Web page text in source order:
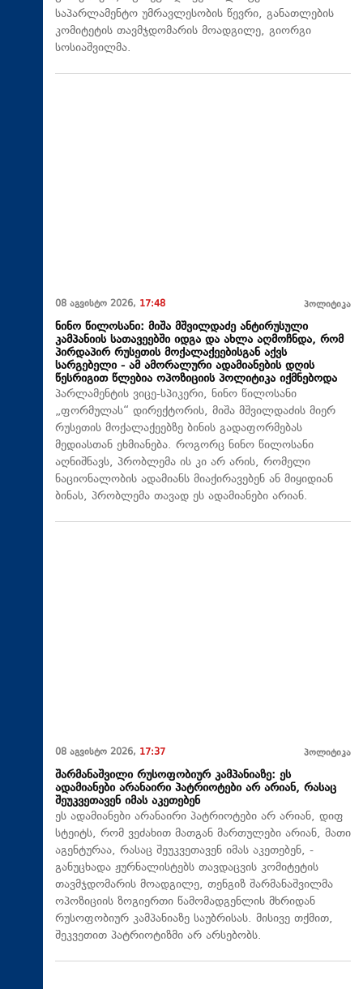
საპარლამენტო უმრავლესობის წევრი, განათლების
კომიტეტის თავმჯდომარის მოადგილე, გიორგი
სოსიაშვილმა.
08 აგვისტო 2026, 17:48 პოლიტიკა
ნინო წილოსანი: მიშა მშვილდაძე ანტირუსული
კამპანიის სათავეებში იდგა და ახლა აღმოჩნდა, რომ
პირდაპირ რუსეთის მოქალაქეებისგან აქვს
სარგებელი - ამ ამორალური ადამიანების დღის
წესრიგით წლებია ოპოზიციის პოლიტიკა იქმნებოდა
პარლამენტის ვიცე-სპიკერი, ნინო წილოსანი
„ფორმულას“ დირექტორის, მიშა მშვილდაძის მიერ
რუსეთის მოქალაქეებზე ბინის გადაფორმებას
მედიასთან ეხმიანება. როგორც ნინო წილოსანი
აღნიშნავს, პრობლემა ის კი არ არის, რომელი
ნაციონალობის ადამიანს მიაქირავებენ ან მიყიდიან
ბინას, პრობლემა თავად ეს ადამიანები არიან.
08 აგვისტო 2026, 17:37 პოლიტიკა
შარმანაშვილი რუსოფობიურ კამპანიაზე: ეს
ადამიანები არანაირი პატრიოტები არ არიან, რასაც
შეუკვეთავენ იმას აკეთებენ
ეს ადამიანები არანაირი პატრიოტები არ არიან, დიფ
სტეიტს, რომ ვეძახით მათგან მართულები არიან, მათი
აგენტურაა, რასაც შეუკვეთავენ იმას აკეთებენ, -
განუცხადა ჟურნალისტებს თავდაცვის კომიტეტის
თავმჯდომარის მოადგილე, თენგიზ შარმანაშვილმა
ოპოზიციის ზოგიერთი წამომადგენლის მხრიდან
რუსოფობიურ კამპანიაზე საუბრისას. მისივე თქმით,
შეკვეთით პატრიოტიზმი არ არსებობს.